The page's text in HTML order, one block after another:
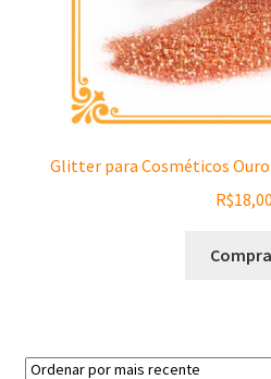
Glitter para Cosméticos
R$18,00